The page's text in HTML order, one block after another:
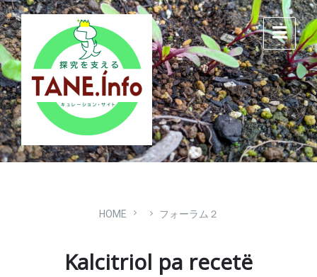
Skip
to
content
Skip
to
main
navigation
Skip
to
footer
HOME フォーラム２
Kalcitriol pa recetë